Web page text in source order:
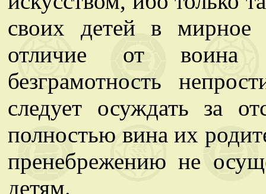
своих детей в
отличие от воина
безграмотность
следует осуждать за
полностью вина их
пренебрежению не
детям.